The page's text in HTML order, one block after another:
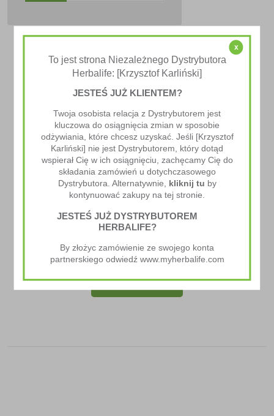
Chipsy Proteinowe
98.00zł
x
To jest strona Niezależnego Dystrybutora
Herbalife: [Krzysztof Karliński]
JESTEŚ JUŻ KLIENTEM?
Twoja osobista relacja z Dystrybutorem jest
kluczowa do osiągnięcia zmian w sposobie
odżywiania, które chcesz uzyskać. Jeśli [Krzysztof
Karliński] nie jest Dystrybutorem, który dotąd
wspierał Cię w ich osiągnięciu, zachęcamy Cię do
składania zamówień u dotychczasowego
Dystrybutora. Alternatywnie, kliknij tu by
kontynuować zakupy na tej stronie.
JESTEŚ JUŻ DYSTRYBUTOREM
HERBALIFE?
By złożyc zamówienie ze swojego konta
partnerskiego odwiedź www.myherbalife.com